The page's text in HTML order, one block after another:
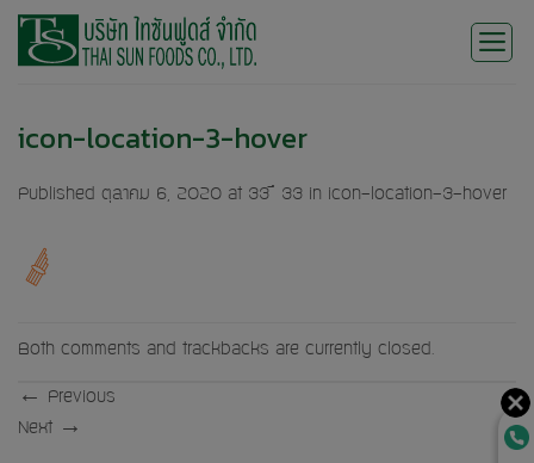
Skip
icon-location-3-hover
Published ตุลาคม 6, 2020 at 33 × 33 in icon-location-3-hover
Both comments and trackbacks are currently closed.
←
Previous
Next →